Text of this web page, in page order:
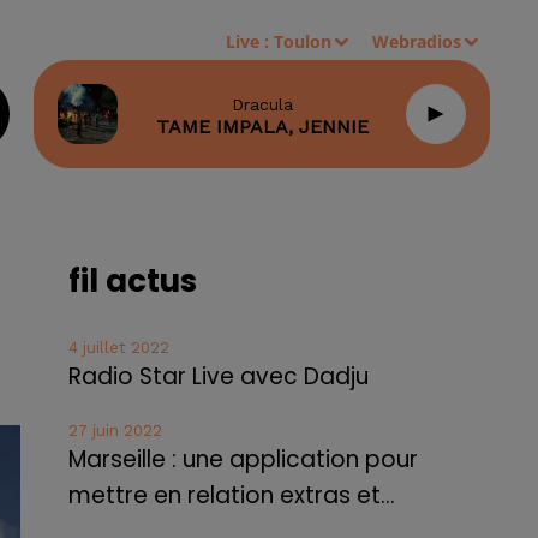
Live :Toulon Webradios
Dracula
TAME IMPALA, JENNIE
fil actus
4 juillet 2022
Radio Star Live avec Dadju
27 juin 2022
Marseille : une application pour
mettre en relation extras et...